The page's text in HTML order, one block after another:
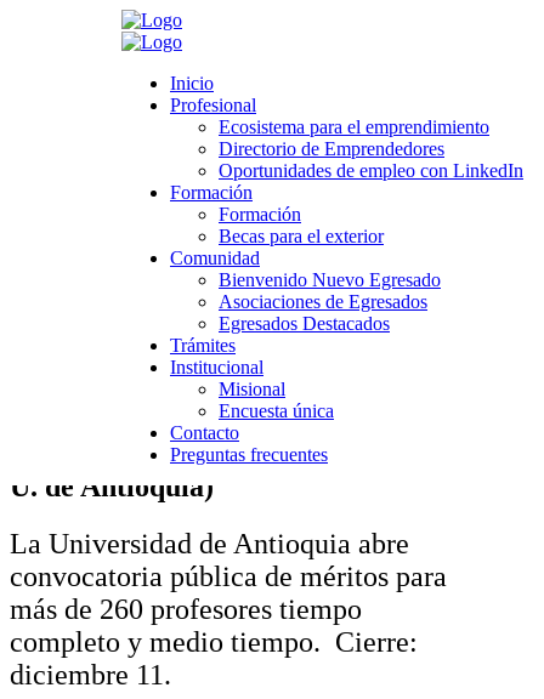
Inicio
Profesional
Ecosistema para el emprendimiento
Directorio de Emprendedores
Oportunidades de empleo con LinkedIn
Formación
Formación
Becas para el exterior
Comunidad
Bienvenido Nuevo Egresado
Asociaciones de Egresados
Egresados Destacados
Trámites
Institucional
Misional
Encuesta única
Contacto
Preguntas frecuentes
Ecosistema para el emprendimiento
Directorio de Emprendedores
Oportunidades de empleo con LinkedIn
Becas para el exterior
Bienvenido Nuevo Egresado
Asociaciones de Egresados
Egresados Destacados
Institucional
Encuesta única
Preguntas frecuentes
Profesional >Convocatorias laborales | Diciembre
Convocatorias laborales | Diciembre 2019
noviembre 25, 2019
Profesional,Noticias boletín Egresados
Más de 260 plazas para profesores
en la Universidad de Antioquia (Vía
U. de Antioquia)
La Universidad de Antioquia abre
convocatoria pública de méritos para
más de 260 profesores tiempo
completo y medio tiempo. Cierre:
diciembre 11.